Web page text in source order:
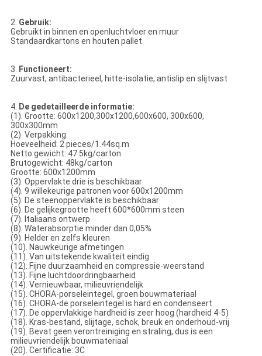
2. Gebruik:
Gebruikt in binnen en openluchtvloer en muur
Standaardkartons en houten pallet
3. Functioneert:
Zuurvast, antibacterieel, hitte-isolatie, antislip en slijtvast
4. De gedetailleerde informatie:
(1). Grootte: 600x1200,300x1200,600x600, 300x600,
300x300mm
(2). Verpakking:
Hoeveelheid: 2 pieces/1.44sq.m
Netto gewicht: 47.5kg/carton
Brutogewicht: 48kg/carton
Grootte: 600x1200mm
(3). Oppervlakte drie is beschikbaar
(4). 9 willekeurige patronen voor 600x1200mm
(5). De steenoppervlakte is beschikbaar
(6). De gelijkegrootte heeft 600*600mm steen
(7). Italiaans ontwerp
(8). Waterabsorptie minder dan 0,05%
(9). Helder en zelfs kleuren
(10). Nauwkeurige afmetingen
(11). Van uitstekende kwaliteit eindig
(12). Fijne duurzaamheid en compressie-weerstand
(13). Fijne luchtdoordringbaarheid
(14). Vernieuwbaar, milieuvriendelijk
(15). CHORA-porseleintegel, groen bouwmateriaal
(16). CHORA-de porseleintegel is hard en condenseert
(17). De oppervlakkige hardheid is zeer hoog (hardheid 4-5)
(18). Kras-bestand, slijtage, schok, breuk en onderhoud-vrij
(19). Bevat geen verontreiniging en straling, dus is een
milieuvriendelijk bouwmateriaal
(20). Certificatie: 3C